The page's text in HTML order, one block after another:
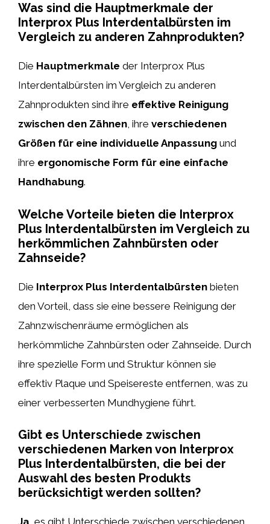
Was sind die Hauptmerkmale der
Interprox Plus Interdentalbürsten im
Vergleich zu anderen Zahnprodukten?
Die Hauptmerkmale der Interprox Plus
Interdentalbürsten im Vergleich zu anderen
Zahnprodukten sind ihre effektive Reinigung
zwischen den Zähnen, ihre verschiedenen
Größen für eine individuelle Anpassung und
ihre ergonomische Form für eine einfache
Handhabung.
Welche Vorteile bieten die Interprox
Plus Interdentalbürsten im Vergleich zu
herkömmlichen Zahnbürsten oder
Zahnseide?
Die Interprox Plus Interdentalbürsten bieten
den Vorteil, dass sie eine bessere Reinigung der
Zahnzwischenräume ermöglichen als
herkömmliche Zahnbürsten oder Zahnseide. Durch
ihre spezielle Form und Struktur können sie
effektiv Plaque und Speisereste entfernen, was zu
einer verbesserten Mundhygiene führt.
Gibt es Unterschiede zwischen
verschiedenen Marken von Interprox
Plus Interdentalbürsten, die bei der
Auswahl des besten Produkts
berücksichtigt werden sollten?
Ja, es gibt Unterschiede zwischen verschiedenen